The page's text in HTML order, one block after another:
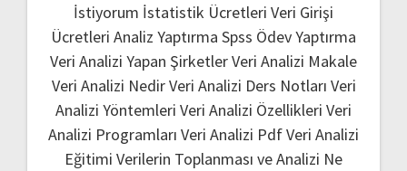
İstiyorum İstatistik Ücretleri Veri Girişi
Ücretleri Analiz Yaptırma Spss Ödev Yaptırma
Veri Analizi Yapan ŞirketlerVeri Analizi Makale
Veri Analizi NedirVeri Analizi Ders Notları Veri
Analizi Yöntemleri Veri Analizi Özellikleri Veri
Analizi Programları Veri Analizi PdfVeri Analizi
Eğitimi Verilerin Toplanması ve Analizi Ne